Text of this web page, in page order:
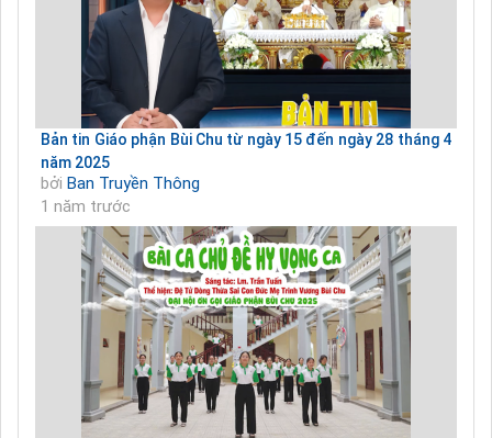
Bản tin Giáo phận Bùi Chu từ ngày 15 đến ngày 28 tháng 4
năm 2025
bởi Ban Truyền Thông
1 năm trước